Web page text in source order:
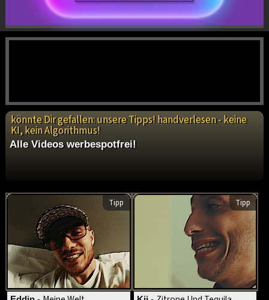
könnte Dir gefallen: unsere Tipps! handverlesen - keine
KI, kein Algorithmus!
Alle Videos werbespotfrei!
Tipp Tipp